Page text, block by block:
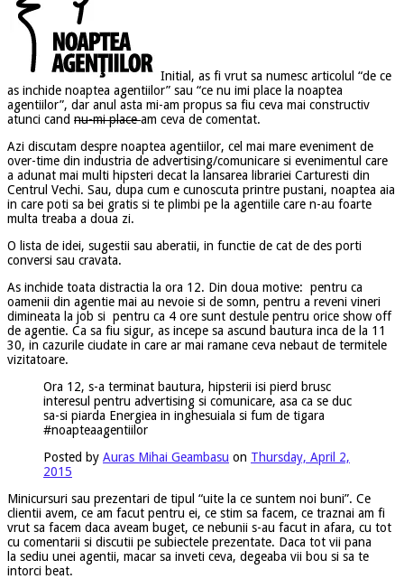
Initial, as fi vrut sa numesc articolul “de ce
as inchide noaptea agentiilor” sau “ce nu imi place la noaptea
agentiilor”, dar anul asta mi-am propus sa fiu ceva mai constructiv
atunci cand nu-mi placeam ceva de comentat.
Azi discutam despre noaptea agentiilor, cel mai mare eveniment de
over-time din industria de advertising/comunicare si evenimentul care
a adunat mai multi hipsteri decat la lansarea librariei Carturesti din
Centrul Vechi. Sau, dupa cum e cunoscuta printre pustani, noaptea aia
in care poti sa bei gratis si te plimbi pe la agentiile care n-au foarte
multa treaba a doua zi.
O lista de idei, sugestii sau aberatii, in functie de cat de des porti
conversi sau cravata.
As inchide toata distractia la ora 12. Din doua motive: pentru ca
oamenii din agentie mai au nevoie si de somn, pentru a reveni vineri
dimineata la job si pentru ca 4 ore sunt destule pentru orice show off
de agentie. Ca sa fiu sigur, as incepe sa ascund bautura inca de la 11
30, in cazurile ciudate in care ar mai ramane ceva nebaut de termitele
vizitatoare.
Ora 12, s-a terminat bautura, hipsterii isi pierd brusc
interesul pentru advertising si comunicare, asa ca se duc
sa-si piarda Energiea in inghesuiala si fum de tigara
#noapteaagentiilor
Posted by Auras Mihai Geambasu on Thursday, April 2,
2015
Minicursuri sau prezentari de tipul “uite la ce suntem noi buni”. Ce
clientii avem, ce am facut pentru ei, ce stim sa facem, ce traznai am fi
vrut sa facem daca aveam buget, ce nebunii s-au facut in afara, cu tot
cu comentarii si discutii pe subiectele prezentate. Daca tot vii pana
la sediu unei agentii, macar sa inveti ceva, degeaba vii bou si sa te
intorci beat.